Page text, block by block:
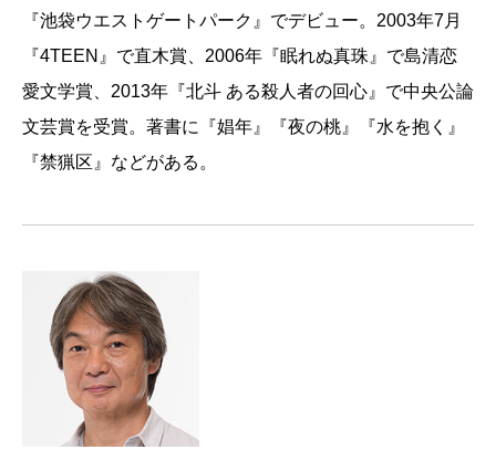
『池袋ウエストゲートパーク』でデビュー。2003年7月
『4TEEN』で直木賞、2006年『眠れぬ真珠』で島清恋
愛文学賞、2013年『北斗 ある殺人者の回心』で中央公論
文芸賞を受賞。著書に『娼年』『夜の桃』『水を抱く』
『禁猟区』などがある。